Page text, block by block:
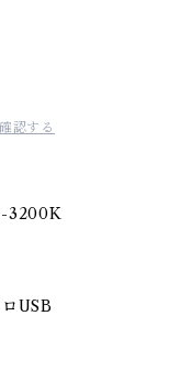
認する
3200K
USB